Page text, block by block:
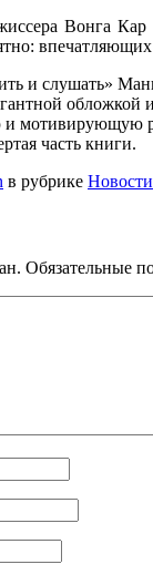
Вонга
впечатляющих
и слушать»
мотивирующую
часть книги.
в рубрике Новости
Обязательные